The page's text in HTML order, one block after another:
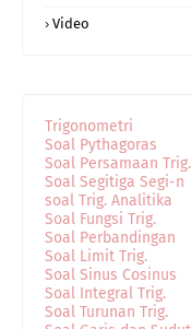
Video
Trigonometri
Soal Pythagoras
Soal Persamaan Trig.
Soal Segitiga Segi-n
soal Trig. Analitika
Soal Fungsi Trig.
Soal Perbandingan
Soal Limit Trig.
Soal Sinus Cosinus
Soal Integral Trig.
Soal Turunan Trig.